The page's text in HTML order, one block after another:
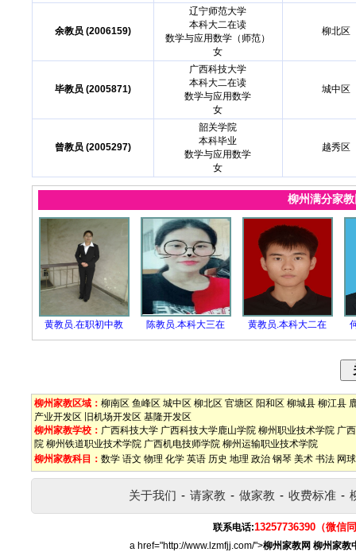
余教员 (2006159)
辽宁师范大学
本科大二在读
数学与应用数学（师范）
女
柳北区
毕教员 (2005871)
广西科技大学
本科大二在读
数学与应用数学
女
城中区
曾教员 (2005297)
韶关学院
本科毕业
数学与应用数学
女
越秀区
柳州满分家
黄教员.在职初中教 陈教员.本科大三在 黄教员.本科大二在
柳州家教区域： 柳南区 鱼峰区 城中区 柳北区 官塘区 阳和区 柳城县 柳江县
产业开发区
旧机场开发区 基隆开发区
柳州家教学校： 广西科技大学 广西科技大学鹿山学院 柳州职业技术学院 广
院 柳州铁道职业技术学院 广西机电技师学院 柳州运输职业技术学院
柳州家教科目： 数学 语文 物理 化学 英语 历史 地理 政治 钢琴 美术 书法 网球
关于我们 - 请家教 - 做家教 - 收费标准 -
联系电话:13257736390（微信
a href="http://www.lzmfjj.com/">柳州家教网 柳州家教